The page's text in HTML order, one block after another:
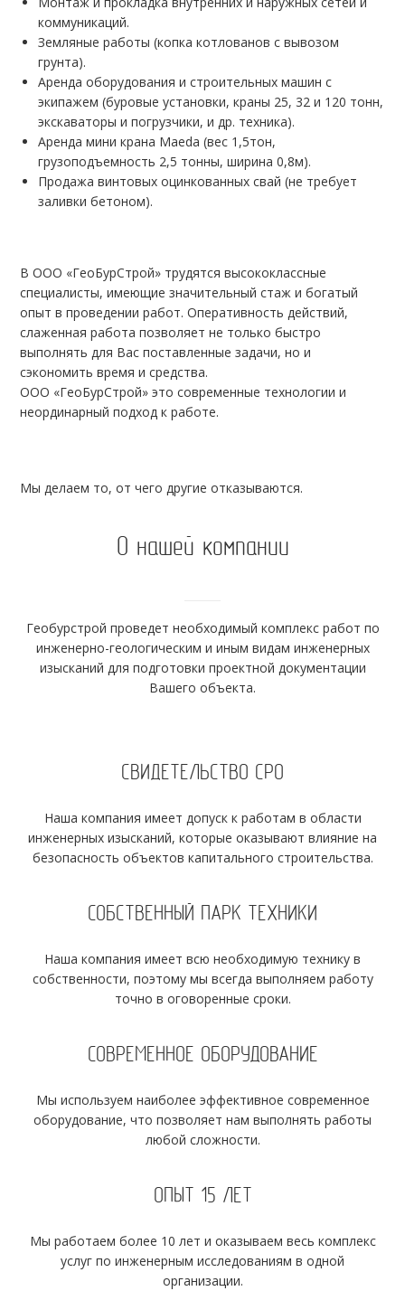
коммуникаций.
Земляные работы (копка котлованов с вывозом
грунта).
Аренда оборудования и строительных машин с
экипажем (буровые установки, краны 25, 32 и 120 тонн,
экскаваторы и погрузчики, и др. техника).
Аренда мини крана Maeda (вес 1,5тон,
грузоподъемность 2,5 тонны, ширина 0,8м).
Продажа винтовых оцинкованных свай (не требует
заливки бетоном).
В ООО «ГеоБурСтрой» трудятся высококлассные
специалисты, имеющие значительный стаж и богатый
опыт в проведении работ. Оперативность действий,
слаженная работа позволяет не только быстро
выполнять для Вас поставленные задачи, но и
сэкономить время и средства.
ООО «ГеоБурСтрой» это современные технологии и
неординарный подход к работе.
Мы делаем то, от чего другие отказываются.
О нашей компании
Геобурстрой проведет необходимый комплекс работ по
инженерно-геологическим и иным видам инженерных
изысканий для подготовки проектной документации
Вашего объекта.
СВИДЕТЕЛЬСТВО СРО
Наша компания имеет допуск к работам в области
инженерных изысканий, которые оказывают влияние на
безопасность объектов капитального строительства.
СОБСТВЕННЫЙ ПАРК ТЕХНИКИ
Наша компания имеет всю необходимую технику в
собственности, поэтому мы всегда выполняем работу
точно в оговоренные сроки.
СОВРЕМЕННОЕ ОБОРУДОВАНИЕ
Мы используем наиболее эффективное современное
оборудование, что позволяет нам выполнять работы
любой сложности.
ОПЫТ 15 ЛЕТ
Мы работаем более 10 лет и оказываем весь комплекс
услуг по инженерным исследованиям в одной
организации.